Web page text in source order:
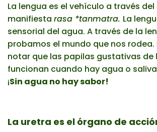
La lengua es el vehículo a través
manifiesta rasa *tanmatra. La
sensorial del agua. A través de la
probamos el mundo que nos rodea.
notar que las papilas gustativas de
funcionan cuando hay agua o
¡Sin agua no hay sabor!
La uretra es el órgano de